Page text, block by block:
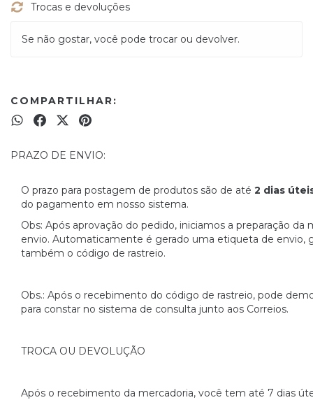
Trocas e devoluções
Se não gostar, você pode trocar ou devolver.
COMPARTILHAR:
PRAZO DE ENVIO:
O prazo para postagem de produtos são de até 2 dias
do pagamento em nosso sistema.
Obs: Após aprovação do pedido, iniciamos a preparação da
envio. Automaticamente é gerado uma etiqueta de envio,
também o código de rastreio.
Obs.: Após o recebimento do código de rastreio, pode
para constar no sistema de consulta junto aos Correios.
TROCA OU DEVOLUÇÃO
Após o recebimento da mercadoria, você tem até 7 dias